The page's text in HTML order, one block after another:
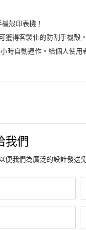
殼印表機！
獲得客製化的防刮手機殼。
時自動運作。給個人使
我們
便我們為廣泛的設計發送